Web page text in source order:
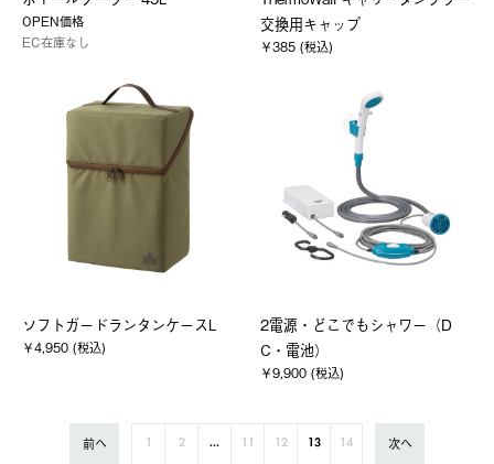
OPEN価格
EC在庫なし
交換用キャップ
￥385 (税込)
ソフトガードランタンケースL
￥4,950 (税込)
2電源・どこでもシャワー（D
C・電池）
￥9,900 (税込)
前へ 1 2 ... 11 12 13 14 次へ